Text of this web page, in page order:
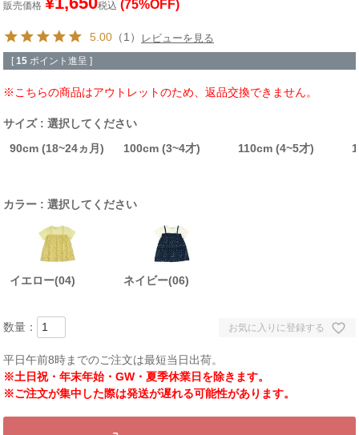
販売価格 税込 (75%OFF)
5.00 （1） レビューを見る
[ 15 ポイント進呈 ]
※こちらの商品はアウトレットのため、返品交換できません。
サイズ
選択してください
90cm (18~24ヵ月)
100cm (3~4才) 110cm (4~5才)
カラー 選択してください
イエロー(04) ネイビー(06)
お気に入りに登録する
平日午前8時までのご注文は最短当日出荷。
※土日祝・年末年始・GW・夏季休業日を除きます。
※ご注文が集中した際は発送が遅れる可能性があります。